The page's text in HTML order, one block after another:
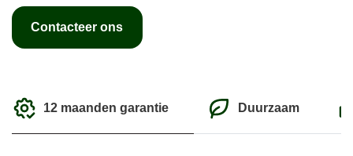
Contacteer ons
12 maanden garantie Duurzaam